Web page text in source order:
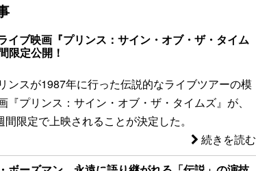
イブ映画『プリンス：サイン・オブ・ザ・タイム
限定公開！
ンスが1987年に行った伝説的なライブツアーの模
『プリンス：サイン・オブ・ザ・タイムズ』が、
限定で上映されることが決定した。
続きを読む